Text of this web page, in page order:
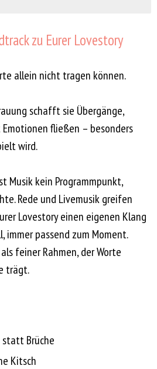
zu Eurer Lovestory
allein nicht tragen können.
schafft sie Übergänge,
fließen – besonders
wird.
Musik kein Programmpunkt,
Rede und Livemusik greifen
Lovestory einen eigenen Klang
immer passend zum Moment.
feiner Rahmen, der Worte
trägt.
Brüche
Kitsch